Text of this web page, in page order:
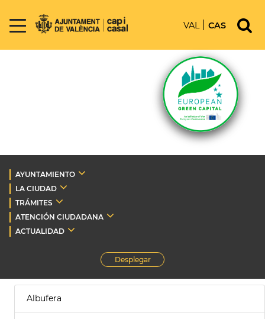
VAL CAS
AYUNTAMIENTO
LA CIUDAD
TRÁMITES
ATENCIÓN CIUDADANA
ACTUALIDAD
Desplegar
Albufera